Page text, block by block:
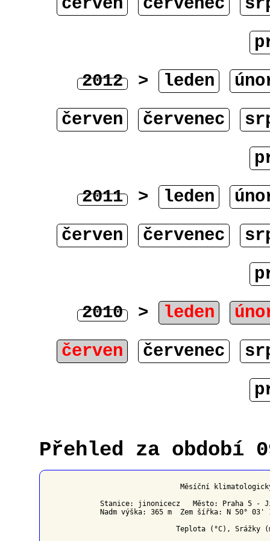
2012 > leden
červen
červenec
2011 > leden
červen
červenec
2010 > leden
červen
červenec
Přehled za období
Měsíční
Stanice: jinonicecz   Město: Praha 5 -
Nadm výška: 365 m  Zem šířka: N 50°
Teplota (°C), Srážky